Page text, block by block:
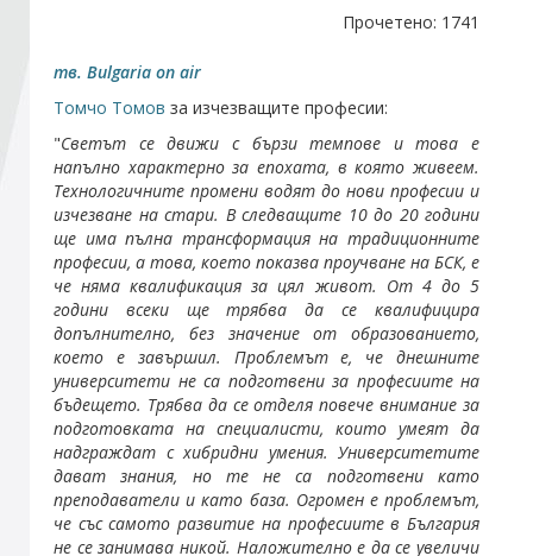
Стани член
Прочетено: 1741
тв. Bulgaria on air
Томчо Томов за изчезващите професии:
"Светът се движи с бързи темпове и това е
напълно характерно за епохата, в която живеем.
Технологичните промени водят до нови професии и
изчезване на стари. В следващите 10 до 20 години
ще има пълна трансформация на традиционните
професии, а това, което показва проучване на БСК, е
че няма квалификация за цял живот. От 4 до 5
години всеки ще трябва да се квалифицира
допълнително, без значение от образованието,
което е завършил. Проблемът е, че днешните
университети не са подготвени за професиите на
бъдещето. Трябва да се отделя повече внимание за
подготовката на специалисти, които умеят да
надграждат с хибридни умения. Университетите
дават знания, но те не са подготвени като
преподаватели и като база. Огромен е проблемът,
че със самото развитие на професиите в България
не се занимава никой. Наложително е да се увеличи